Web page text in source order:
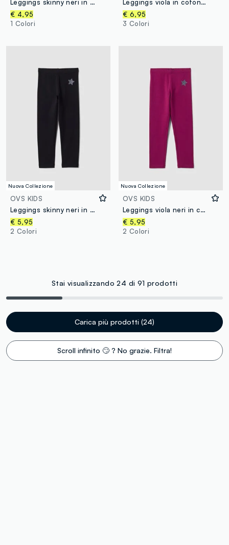
Leggings skinny neri in cotone organico elasticizzato per bambina
€ 4,95
1 Colori
Leggings viola in cotone elasticizzato flare fit per bambina
€ 6,95
3 Colori
Nuova Collezione
OVS KIDS
Leggings skinny neri in cotone organico elasticizzato con stella per bambina
€ 5,95
2 Colori
Nuova Collezione
OVS KIDS
Leggings viola neri in cotone organico elasticizzato con stella per bambina
€ 5,95
2 Colori
Stai visualizzando 24 di 91 prodotti
Carica più prodotti (24)
Scroll infinito 🙄 ? No grazie. Filtra!